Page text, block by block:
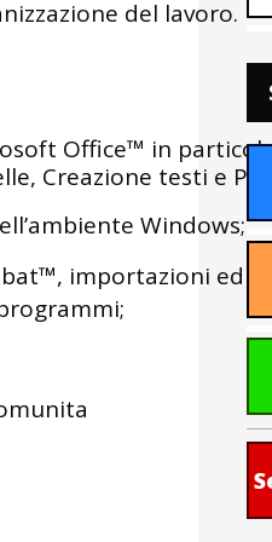
del lavoro.
Office™ in
Creazione testi e
Windows;
importazioni ed